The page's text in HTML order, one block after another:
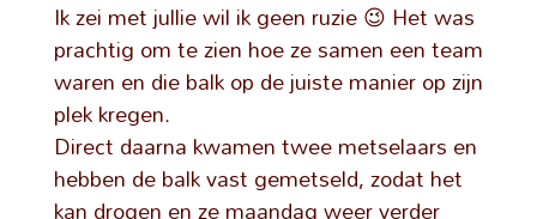
Ik zei met jullie wil ik geen ruzie 😉 Het was
prachtig om te zien hoe ze samen een team
waren en die balk op de juiste manier op zijn
plek kregen.
Direct daarna kwamen twee metselaars en
hebben de balk vast gemetseld, zodat het